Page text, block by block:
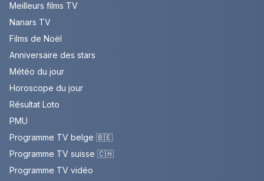
Meilleurs films TV
Nanars TV
Films de Noël
Anniversaire des stars
Météo du jour
Horoscope du jour
Résultat Loto
PMU
Programme TV belge 🇧🇪
Programme TV suisse 🇨🇭
Programme TV vidéo